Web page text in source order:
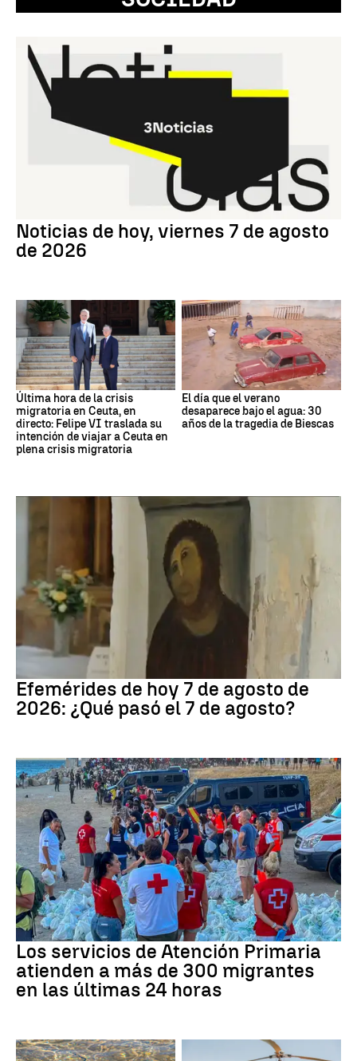
Noticias de hoy, viernes 7 de agosto
de 2026
Última hora de la crisis
migratoria en Ceuta, en
directo: Felipe VI traslada su
intención de viajar a Ceuta en
plena crisis migratoria
El día que el verano
desaparece bajo el agua: 30
años de la tragedia de Biescas
Efemérides de hoy 7 de agosto de
2026: ¿Qué pasó el 7 de agosto?
Crisis migratoria
Los servicios de Atención Primaria
atienden a más de 300 migrantes
en las últimas 24 horas